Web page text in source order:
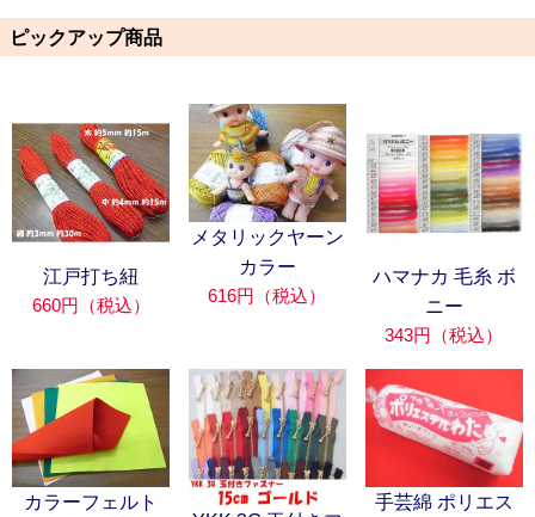
ピックアップ商品
江戸打ち紐
660円（税込）
メタリックヤーン
カラー
616円（税込）
ハマナカ 毛糸 ボ
ニー
343円（税込）
カラーフェルト
手芸綿 ポリエス